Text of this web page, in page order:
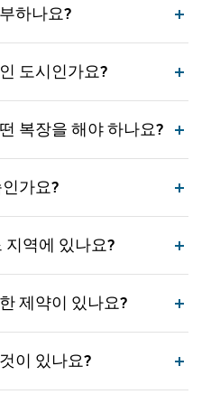
하나요?
도시인가요?
복장을 해야 하나요?
가요?
역에 있나요?
제약이 있나요?
이 있나요?